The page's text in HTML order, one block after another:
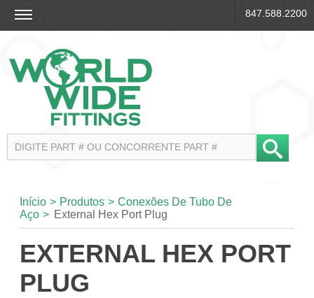
847.588.2200
Início > Produtos > Conexões De Tubo De
Aço > External Hex Port Plug
EXTERNAL HEX PORT
PLUG